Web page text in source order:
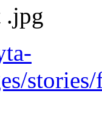
.jpg